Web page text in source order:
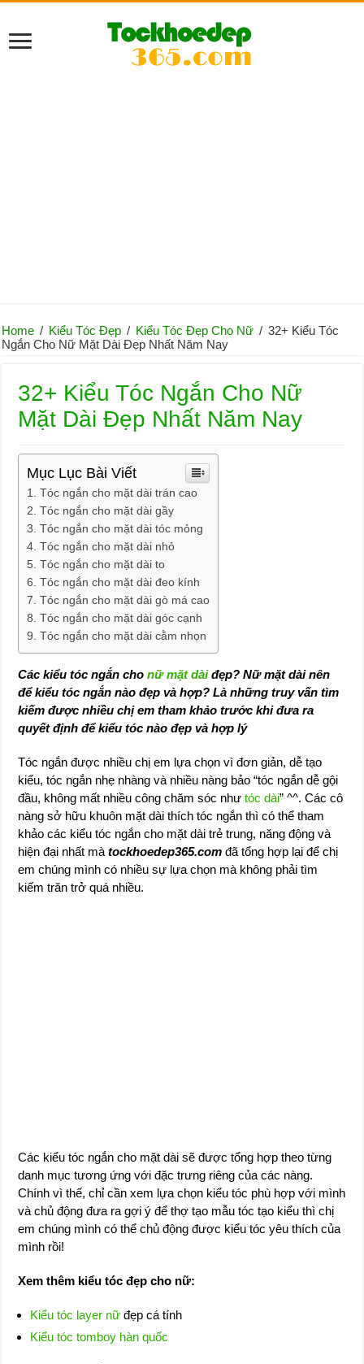
Home / Kiểu Tóc Đẹp / Kiểu Tóc Đẹp Cho Nữ / 32+ Kiểu Tóc
Ngắn Cho Nữ Mặt Dài Đẹp Nhất Năm Nay
32+ Kiểu Tóc Ngắn Cho Nữ
Mặt Dài Đẹp Nhất Năm Nay
Mục Lục Bài Viết
Tóc ngắn cho mặt dài trán cao
Tóc ngắn cho mặt dài gầy
Tóc ngắn cho mặt dài tóc mỏng
Tóc ngắn cho mặt dài nhỏ
Tóc ngắn cho mặt dài to
Tóc ngắn cho mặt dài đeo kính
Tóc ngắn cho mặt dài gò má cao
Tóc ngắn cho mặt dài góc cạnh
Tóc ngắn cho mặt dài cằm nhọn
Các kiểu tóc ngắn chonữ mặt dàiđẹp? Nữ mặt dài nên
để kiểu tóc ngắn nào đẹp và hợp? Là những truy vấn tìm
kiếm được nhiều chị em tham khảo trước khi đưa ra
quyết định để kiểu tóc nào đẹp và hợp lý
Tóc ngắn được nhiều chị em lựa chọn vì đơn giản, dễ tạo
kiểu, tóc ngắn nhẹ nhàng và nhiều nàng bảo “tóc ngắn dễ gội
đầu, không mất nhiều công chăm sóc nhưtóc dài” ^^. Các cô
nàng sở hữu khuôn mặt dài thích tóc ngắn thì có thể tham
khảo các kiểu tóc ngắn cho mặt dài trẻ trung, năng động và
hiện đại nhất màtockhoedep365.com đã tổng hợp lại để chị
em chúng mình có nhiều sự lựa chọn mà không phải tìm
kiếm trăn trở quá nhiều.
Các kiểu tóc ngắn cho mặt dài sẽ được tổng hợp theo từng
danh mục tương ứng với đặc trưng riêng của các nàng.
Chính vì thế, chỉ cần xem lựa chọn kiểu tóc phù hợp với mình
và chủ động đưa ra gợi ý để thợ tạo mẫu tóc tạo kiểu thì chị
em chúng mình có thể chủ động được kiểu tóc yêu thích của
mình rồi!
Xem thêm kiểu tóc đẹp cho nữ:
Kiểu tóc layer nữ đẹp cá tính
Kiểu tóc tomboy hàn quốc